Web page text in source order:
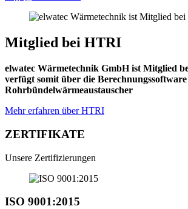
Mitglied bei HTRI
elwatec Wärmetechnik GmbH ist Mitglied
verfügt somit über die
Rohrbündelwärmeaustauscher
Mehr erfahren über HTRI
ZERTIFIKATE
Unsere Zertifizierungen
ISO 9001:2015